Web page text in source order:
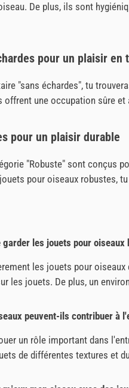
De plus, ils sont
pour un plaisir en
"sans échardes", tu
offrent une occupation sûre
pour un plaisir durable
"Robuste" sont conçus
pour oiseaux robustes,
les jouets pour oiseaux
les jouets pour
les jouets. De plus, un
peuvent-ils contribuer à
un rôle important dans
de différentes textures et